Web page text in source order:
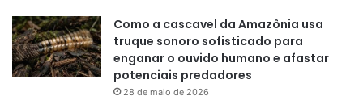
Como a cascavel da Amazônia usa
truque sonoro sofisticado para
enganar o ouvido humano e afastar
potenciais predadores
28 de maio de 2026